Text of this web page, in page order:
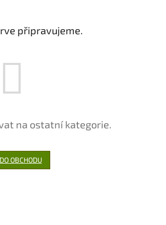
připravujeme.
na ostatní kategorie.
OBCHODU